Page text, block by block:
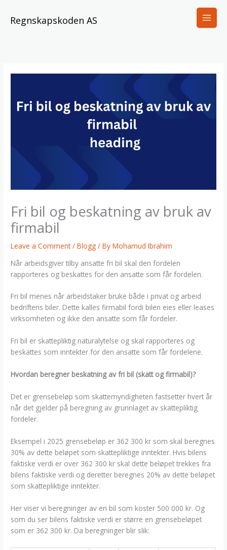
content
Regnskapskoden AS
Fri bil og beskatning av bruk av
firmabil
Leave a Comment /Blogg / ByMohamud Ibrahim
Når arbeidsgiver tilby ansatte fri bil skal den fordelen
rapporteres og beskattes for den ansatte som får fordelen.
Fri bil menes når arbeidstaker bruke både i privat og arbeid
bedriftens biler. Dette kalles firmabil fordi bilen eies eller leases
virksomheten og ikke den ansatte som får fordeler.
Fri bil er skattepliktig naturalytelse og skal rapporteres og
beskattes som inntekter for den ansatte som får fordelene.
Hvordan beregner beskatning av fri bil (skatt og firmabil)?
Det er grensebeløp som skattemyndigheten fastsetter hvert år
når det gjelder på beregning av grunnlaget av skattepliktig
fordeler.
Eksempel i 2025 grensebeløp er 362 300 kr som skal beregnes
30% av dette beløpet som skattepliktige inntekter. Hvis bilens
faktiske verdi er over 362 300 kr skal dette beløpet trekkes fra
bilens faktiske verdi og deretter beregnes 20% av dette beløpet
som skattepliktige inntekter.
Her viser vi beregninger av en bil som koster 500 000 kr. Og
som du ser bilens faktiske verdi er større en grensebeløpet
som er 362 300 kr. Da beregninger blir slik: